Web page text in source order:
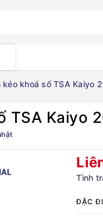
kéo khoá số TSA Kaiyo
TSA Kaiyo
Tình
ĐẶC